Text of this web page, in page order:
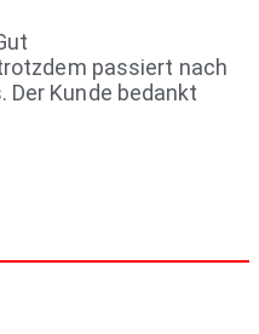
passiert nach
Kunde bedankt